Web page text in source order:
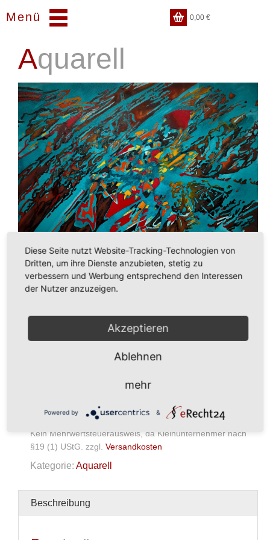
Menü 0,00€
Aquarell
350,00€
Kein Mehrwertsteuerausweis, da Kleinunternehmer nach
§19 (1) UStG. zzgl. Versandkosten
Kategorie: Aquarell
Beschreibung
Diese Seite nutzt Website-Tracking-Technologien von
Dritten, um ihre Dienste anzubieten, stetig zu
verbessern und Werbung entsprechend den Interessen
der Nutzer anzuzeigen.
Akzeptieren
Ablehnen
mehr
Powered by &